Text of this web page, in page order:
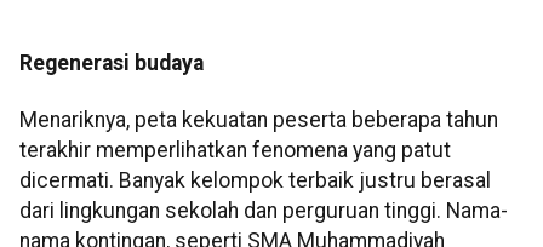
Regenerasi budaya
Menariknya, peta kekuatan peserta beberapa tahun
terakhir memperlihatkan fenomena yang patut
dicermati. Banyak kelompok terbaik justru berasal
dari lingkungan sekolah dan perguruan tinggi. Nama-
nama kontingan, seperti SMA Muhammadiyah